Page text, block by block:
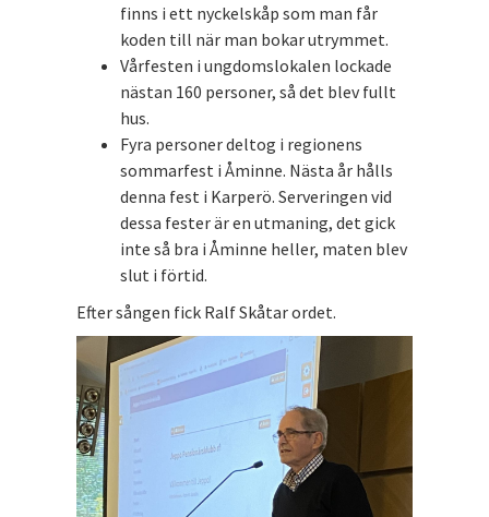
finns i ett nyckelskåp som man får
koden till när man bokar utrymmet.
Vårfesten i ungdomslokalen lockade
nästan 160 personer, så det blev fullt
hus.
Fyra personer deltog i regionens
sommarfest i Åminne. Nästa år hålls
denna fest i Karperö. Serveringen vid
dessa fester är en utmaning, det gick
inte så bra i Åminne heller, maten blev
slut i förtid.
Efter sången fick Ralf Skåtar ordet.